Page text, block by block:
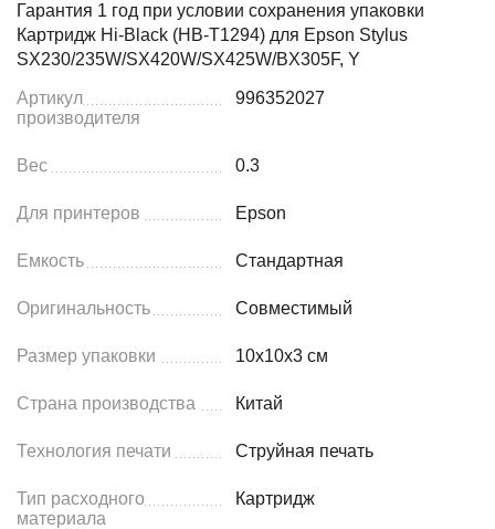
Гарантия 1 год при условии сохранения упаковки
Картридж Hi-Black (HB-T1294) для Epson Stylus
SX230/235W/SX420W/SX425W/BX305F, Y
Артикул
производителя
996352027
Вес 0.3
Для принтеров Epson
Емкость Стандартная
Оригинальность Совместимый
Размер упаковки 10x10x3 см
Страна производства Китай
Технология печати Струйная печать
Тип расходного
материала
Картридж